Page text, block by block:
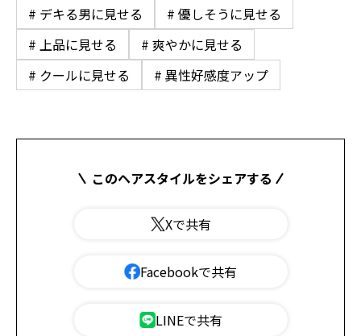
# デキる男に見せる
# 優しそうに見せる
# 上品に見せる
# 爽やかに見せる
# クールに見せる
# 異性好感度アップ
このヘアスタイルをシェアする
Xで共有
Facebookで共有
LINEで共有